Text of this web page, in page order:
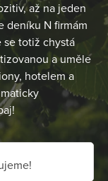
až na jeden
deníku N firmám
se totiž chystá
a uměle
hotelem a